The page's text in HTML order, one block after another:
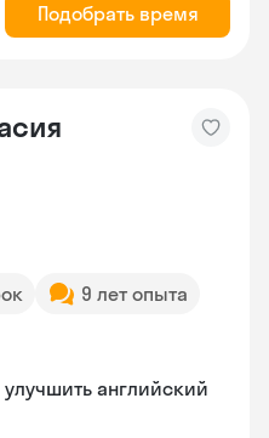
Подобрать время
9 лет опыта
английский